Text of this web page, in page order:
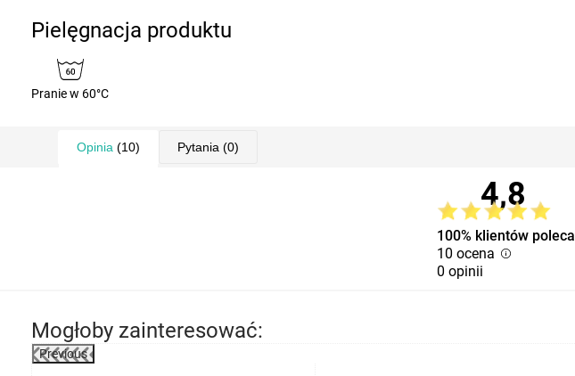
Pielęgnacja produktu
Pranie w 60°C
Opinia (10) Pytania (0)
4,8
100% klientów poleca
10 ocena
0 opinii
Mogłoby zainteresować:
Previous